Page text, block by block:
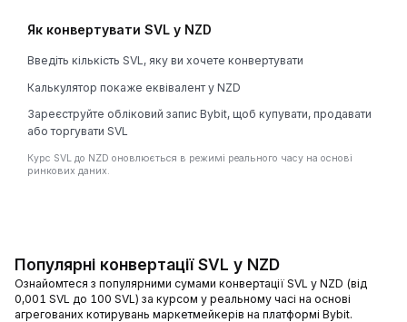
Як конвертувати SVL у NZD
Введіть кількість SVL, яку ви хочете конвертувати
Калькулятор покаже еквівалент у NZD
Зареєструйте обліковий запис Bybit, щоб купувати, продавати
або торгувати SVL
Курс SVL до NZD оновлюється в режимі реального часу на основі
ринкових даних.
Популярні конвертації SVL у NZD
Ознайомтеся з популярними сумами конвертації SVL у NZD (від
0,001 SVL до 100 SVL) за курсом у реальному часі на основі
агрегованих котирувань маркетмейкерів на платформі Bybit.